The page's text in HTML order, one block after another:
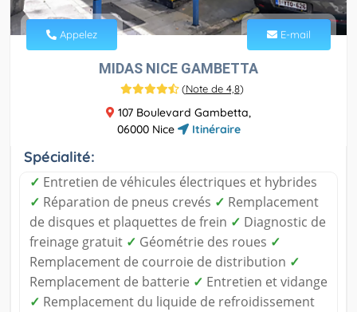
Appelez E-mail
MIDAS NICE GAMBETTA
(Note de 4,8)
107 Boulevard Gambetta,
06000 Nice
Itinéraire
Spécialité:
✓ Entretien de véhicules électriques et hybrides
✓ Réparation de pneus crevés ✓ Remplacement
de disques et plaquettes de frein ✓ Diagnostic de
freinage gratuit ✓ Géométrie des roues ✓
Remplacement de courroie de distribution ✓
Remplacement de batterie ✓ Entretien et vidange
✓ Remplacement du liquide de refroidissement